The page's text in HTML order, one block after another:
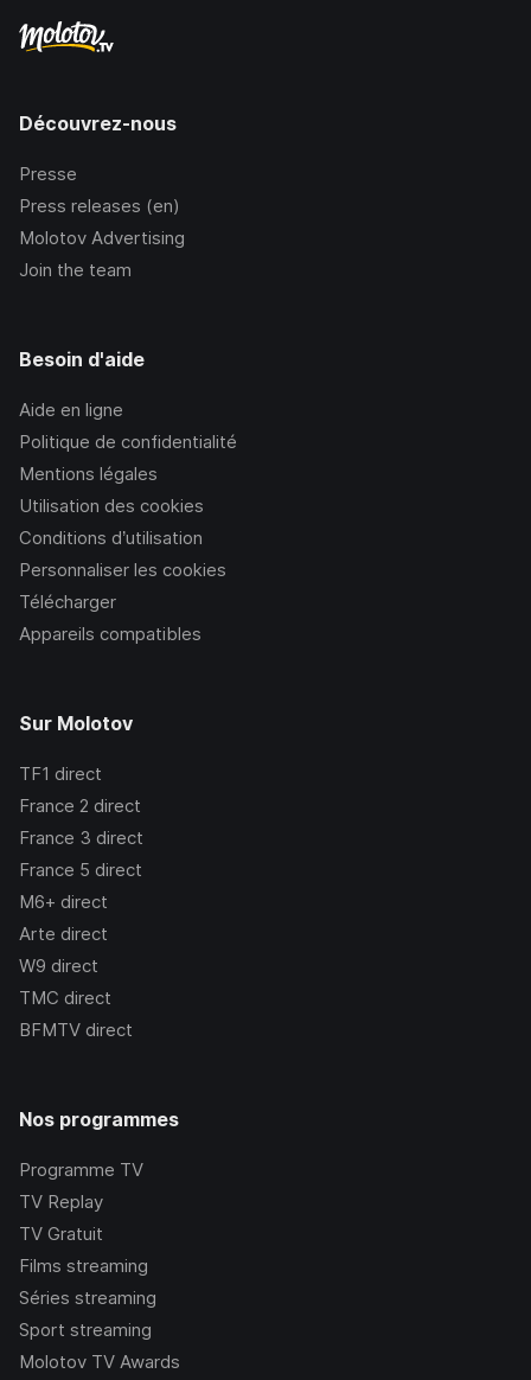
Découvrez-nous
Presse
Press releases (en)
Molotov Advertising
Join the team
Besoin d'aide
Aide en ligne
Politique de confidentialité
Mentions légales
Utilisation des cookies
Conditions d’utilisation
Personnaliser les cookies
Télécharger
Appareils compatibles
Sur Molotov
TF1 direct
France 2 direct
France 3 direct
France 5 direct
M6+ direct
Arte direct
W9 direct
TMC direct
BFMTV direct
Nos programmes
Programme TV
TV Replay
TV Gratuit
Films streaming
Séries streaming
Sport streaming
Molotov TV Awards